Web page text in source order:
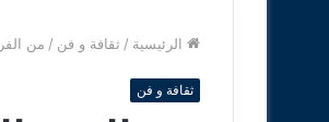
الرئيسية / ثقافة و فن / من
ثقافة و فن